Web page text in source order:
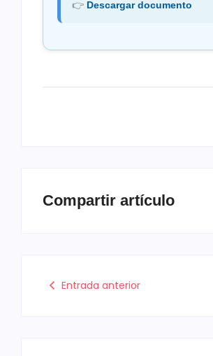
👉 Descargar documento
Compartir artículo
Entrada anterior